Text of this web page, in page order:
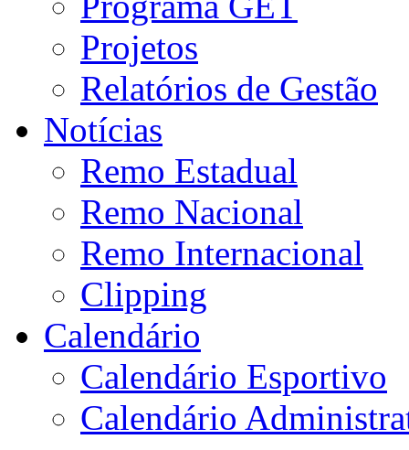
Projetos
Relatórios de Gestão
Notícias
Remo Estadual
Remo Nacional
Remo Internacional
Clipping
Calendário
Calendário Esportivo
Calendário